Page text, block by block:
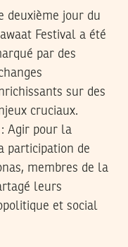
deuxième jour du
Festival a été
par des
sur des
cruciaux.
Agir pour la
participation de
membres de la
leurs
et social